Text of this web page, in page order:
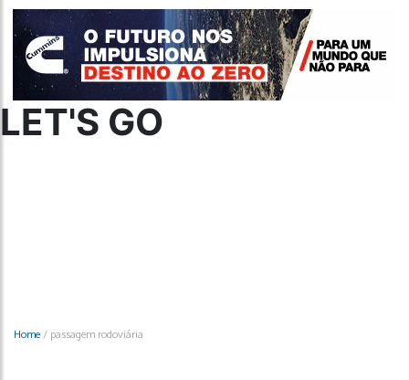
LET'S GO
Home / passagem rodoviária